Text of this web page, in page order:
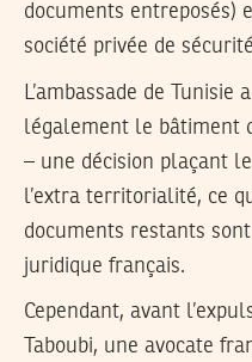
documents entreposés)
société privée de
L’ambassade de Tunisie
légalement le bâtiment
– une décision plaçant
l’extra territorialité, ce
documents restants
juridique français.
Cependant, avant
Taboubi, une avocate